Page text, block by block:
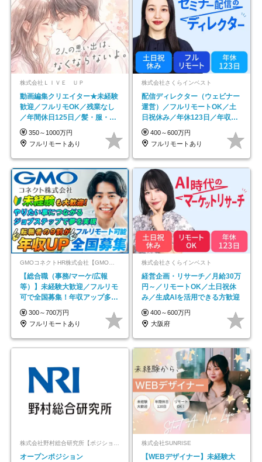
株式会社ＬＩＶＥ ＵＰ
動画編集クリエイター★未経験
歓迎／フルリモOK／残業なし
／年間休日125日／髪・服・ネ
イル自由／研修充実で安心
350～1000万円
フルリモートあり
株式会社さくらインベスト
配信ディレクター（ウェビナー
運営）／フルリモートOK／土
日祝休み／年休123日／年収
600万円可
400～600万円
フルリモートあり
GMOコネクトHR株式会社【GMOインターネットグループ】
【総合職（事務/マーケ/広報
等）】未経験大歓迎／フルリモ
可で全国募集！年収アップ多数
★年休最大130日★
300～700万円
フルリモートあり
株式会社さくらインベスト
経営企画・リサーチ／月給30万
円～／リモートOK／土日祝休
み／生成AIを活用できる方歓迎
400～600万円
大阪府
オープンポジション
株式会社SUNRISE
【WEBデザイナー】未経験大